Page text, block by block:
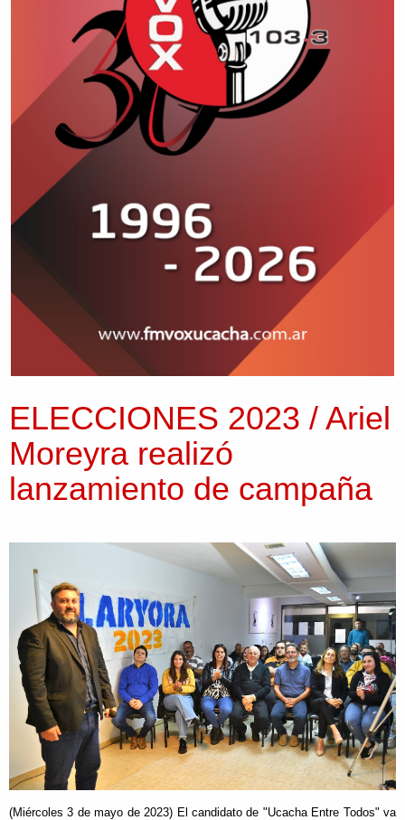
ELECCIONES 2023 / Ariel
Moreyra realizó
lanzamiento de campaña
(Miércoles 3 de mayo de 2023) El candidato de "Ucacha Entre Todos" va